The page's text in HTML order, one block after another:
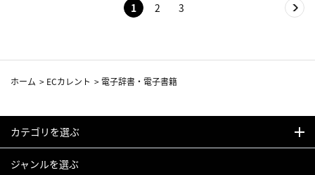
1 2 3
ホーム > ECカレント > 電子辞書・電子書籍
カテゴリを選ぶ
ジャンルを選ぶ